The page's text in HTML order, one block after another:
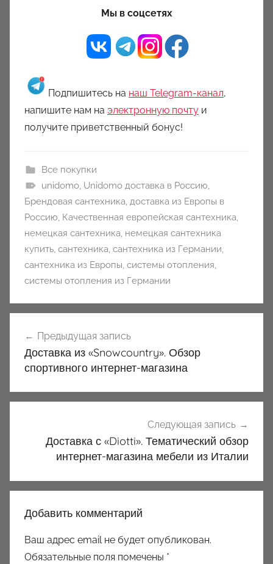
Мы в соцсетях
Подпишитесь на наш Telegram-канал,
напишите нам на электронную почту и
получите приветственный бонус!
Все покупки
unidomo, Unidomo доставка в Россию,
Брендовая сантехника, доставка из Европы в
Россию, Качественная европейская сантехника,
немецкая сантехника, немецкая сантехника
купить, сантехника, сантехника из Германии,
сантехника из Европы, системы отопления,
системы отопления из Германии
по
записям
Предыдущая запись
Доставка из «Snowcountry». Обзор
спортивного интернет-магазина
Следующая запись
Доставка с «Diotti». Тематический обзор
интернет-магазина мебели из Италии
Добавить комментарий
Ваш адрес email не будет опубликован.
Обязательные поля помечены *